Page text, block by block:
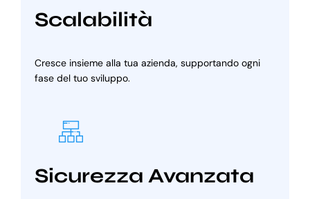
Scalabilità
Cresce insieme alla tua azienda, supportando ogni
fase del tuo sviluppo.
Sicurezza Avanzata